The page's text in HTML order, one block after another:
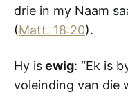
drie in my Naam
(Matt. 18:20).
Hy isewig: “Ek is
voleinding van die